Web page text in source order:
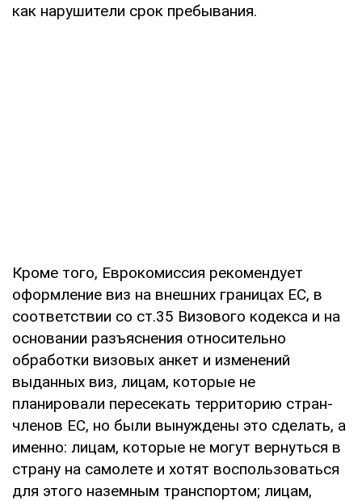
как нарушители срок пребывания.
Кроме того, Еврокомиссия рекомендует
оформление виз на внешних границах ЕС, в
соответствии со ст.35 Визового кодекса и на
основании разъяснения относительно
обработки визовых анкет и изменений
выданных виз, лицам, которые не
планировали пересекать территорию стран-
членов ЕС, но были вынуждены это сделать, а
именно: лицам, которые не могут вернуться в
страну на самолете и хотят воспользоваться
для этого наземным транспортом; лицам,